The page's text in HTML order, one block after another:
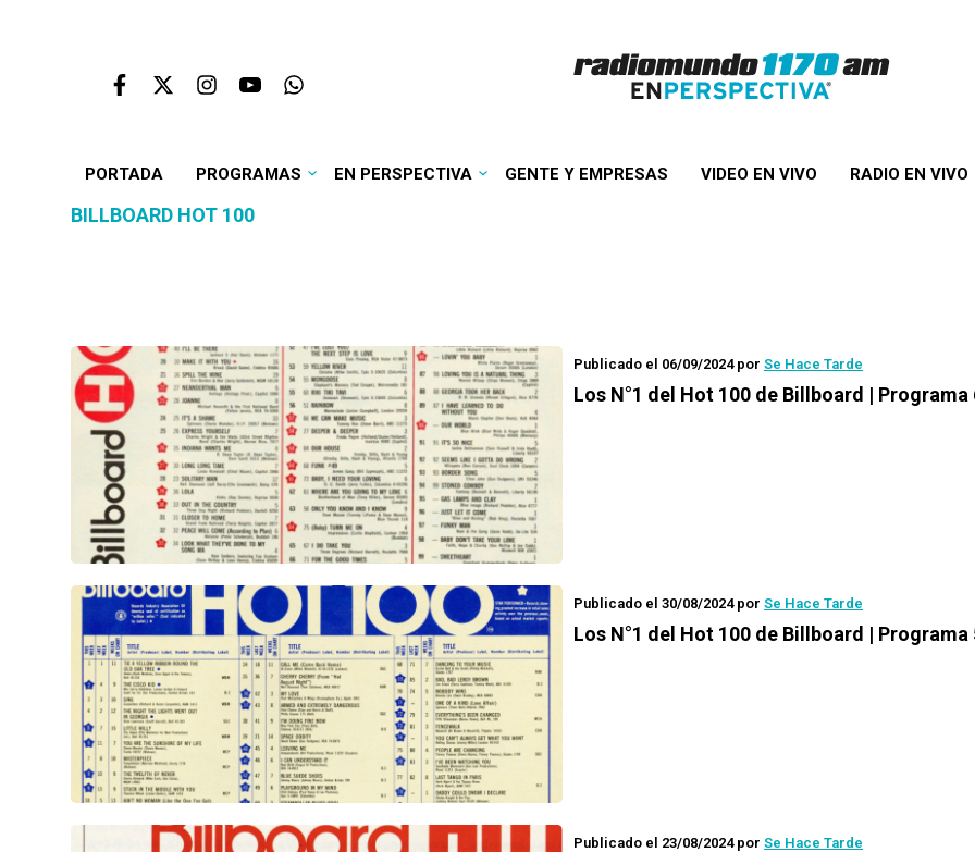
PORTADA PROGRAMAS EN PERSPECTIVA GENTE Y EMPRESAS VIDEO EN VIVO RADIO EN VIVO
BILLBOARD HOT 100
Publicado el 06/09/2024por Se Hace Tarde
Los N°1 del Hot 100 de Billboard | Programa
Publicado el 30/08/2024por Se Hace Tarde
Los N°1 del Hot 100 de Billboard | Programa
Publicado el 23/08/2024por Se Hace Tarde